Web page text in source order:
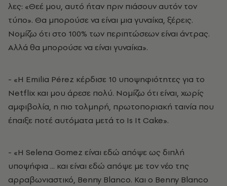
λες: «Θεέ μου, αυτό ήταν πριν πιάσουν αυτόν τον
τύπο». Θα μπορούσε να είναι μια γυναίκα, ξέρεις.
Νομίζω ότι στο 100% των περιπτώσεων είναι άντρας.
Αλλά θα μπορούσε να είναι γυναίκα».
- «Η Emilia Pérez κέρδισε 10 υποψηφιότητες για το
Netflix και μου άρεσε πολύ. Νομίζω ότι είναι, χωρίς
αμφιβολία, η πιο τολμηρή, πρωτοποριακή ταινία που
έπαιξε ποτέ αυτόματα μετά το Is It Cake».
- «Η Selena Gomez είναι εδώ απόψε ως διπλή
υποψήφια ... και είναι εδώ απόψε με τον νέο της
αρραβωνιαστικό, Benny Blanco. Και ο Benny Blanco